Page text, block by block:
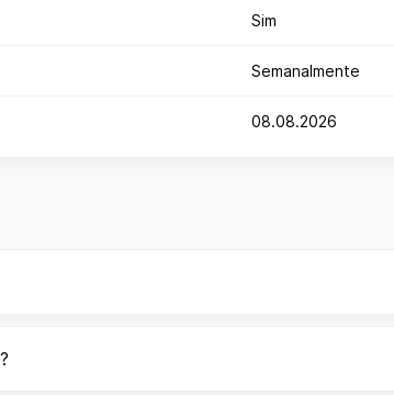
Sim
Semanalmente
08.08.2026